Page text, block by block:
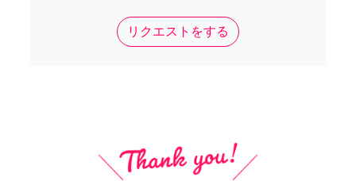
リクエストをする